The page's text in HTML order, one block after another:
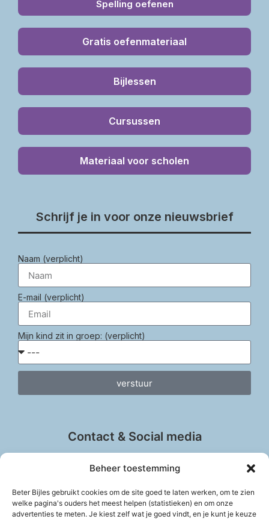
Beheer toestemming
Beter Bijles gebruikt cookies om de site goed te laten werken, om te zien
welke pagina's ouders het meest helpen (statistieken) en om onze
advertenties te meten. Je kiest zelf wat je goed vindt, en je kunt je keuze
Spelling oefenen
Gratis oefenmateriaal
Bijlessen
Cursussen
Materiaal voor scholen
Schrijf je in voor onze nieuwsbrief
Naam (verplicht)
E-mail (verplicht)
Mijn kind zit in groep: (verplicht)
verstuur
Contact & Social media
info@beter-bijles.nl
Vul het contactformulier in